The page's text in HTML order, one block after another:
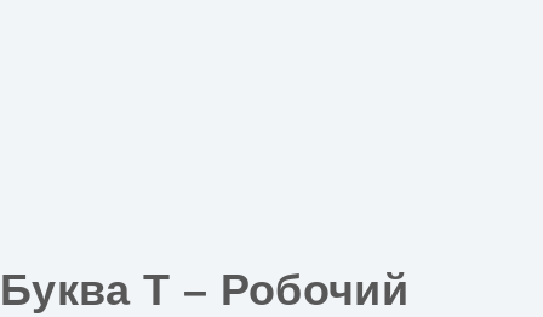
Буква Т – Робочий